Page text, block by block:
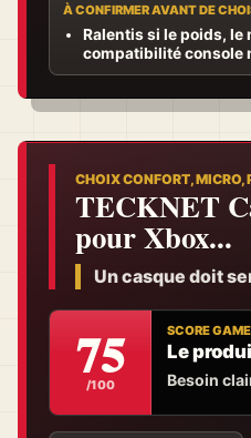
À CONFIRMER AVANT DE
Ralentis si le poids, le
compatibilité console
CHOIX CONFORT, MICRO,
TECKNET
pour Xbox...
Un casque doit
75
/100
SCORE
Le
Besoin